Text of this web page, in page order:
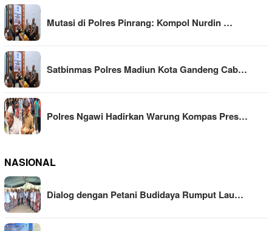
Mutasi di Polres Pinrang: Kompol Nurdin …
Satbinmas Polres Madiun Kota Gandeng Cab…
Polres Ngawi Hadirkan Warung Kompas Pres…
NASIONAL
Dialog dengan Petani Budidaya Rumput Lau…